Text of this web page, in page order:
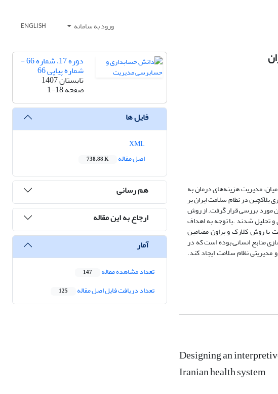
ورود به سامانه ENGLISH
مدیریت هزینه‌های درمان به
در نظام سلامت ایران بر
بوده است. این پژوهش از نظر هدف، اکتشافی و از نظر رویکرد، کیفی است. در این پژوهش، با مصاحبه 15 خبرگان مورد بررسی قرار گرفت. از روش
تحلیل شدند .با توجه به اهداف
با روش کلارک و براون مضامین
منابع انسانی بوده است که در
نظام سلامت ایجاد کند.
Designing an
Iranian health system
دوره 17، شماره 66 -
شماره پیاپی 66
تابستان 1407
صفحه1-18
فایل ها
اصل مقاله
738.88 K
هم رسانی
ارجاع به این مقاله
آمار
تعداد مشاهده مقاله 147
تعداد دریافت فایل اصل مقاله 125